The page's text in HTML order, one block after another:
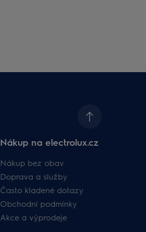
Nákup na electrolux.cz
Nákup bez obav
Doprava a služby
Často kladené dotazy
Obchodní podmínky
Akce a výprodeje